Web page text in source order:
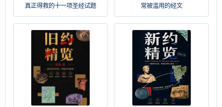
真正得救的十一项圣经试题 常被滥用的经文